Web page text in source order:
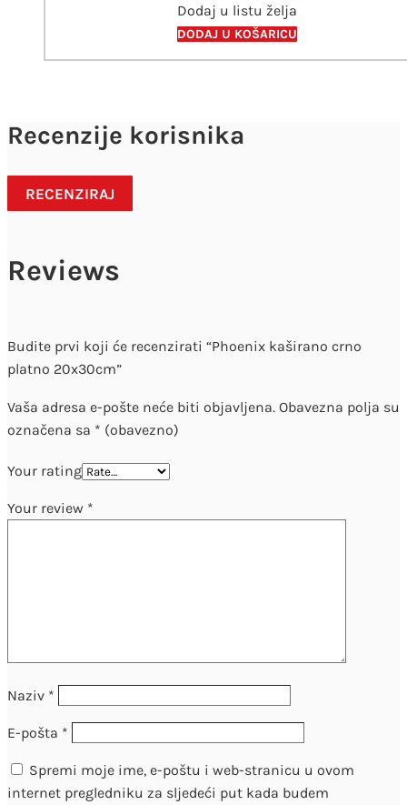
pale
hue
količina
Dodaj u listu želja
DODAJ U KOŠARICU
Recenzije korisnika
RECENZIRAJ
Reviews
Budite prvi koji će recenzirati “Phoenix kaširano crno
platno 20x30cm”
Vaša adresa e-pošte neće biti objavljena. Obavezna polja su
označena sa * (obavezno)
Your rating
Your review *
Naziv *
E-pošta *
Spremi moje ime, e-poštu i web-stranicu u ovom
internet pregledniku za sljedeći put kada budem